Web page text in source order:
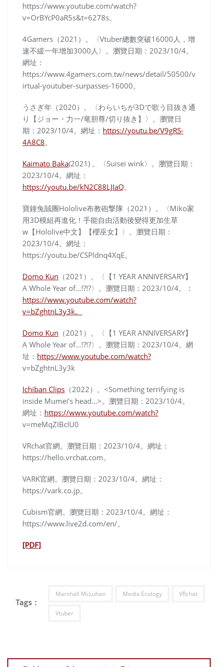
https://www.youtube.com/watch?
v=OrBYcP0aR5s&t=6278s。
4Gamers（2021）。〈Vtuber總數突破16000人，增
速不緩一年增加3000人〉。 瀏覽日期：2023/10/4。
網址：
https://www.4gamers.com.tw/news/detail/50500/v
irtual-youtuber-surpasses-16000。
うさぎ年（2020）。〈わらいちが3Dで歌う目抜き通
り【ジョー・力一/竜胆尊/切り抜き】〉。 瀏覽日
期：2023/10/4。 網址： https://youtu.be/V9gRS-
4A8C8。
Kaimato Baka(2021) 。〈Suisei wink〉。 瀏覽日期：
2023/10/4。 網址：
https://youtu.be/kN2C88LJIaQ。
寶鐘兔賊團Hololive布教砲撃隊（2021）。〈Miko家
用3D模組再進化！手能自由活動後變得更加生草
w【Hololive中文】【櫻巫女】〉。 瀏覽日期：
2023/10/4。網址：
https://youtu.be/CSPldnq4XqE。
Domo Kun （2021）。〈【1 YEAR ANNIVERSARY】
A Whole Year of…!?!?〉。 瀏覽日期：2023/10/4。
：
https://www.youtube.com/watch?
v=bZghtnL3y3k。
Domo Kun （2021）。〈【1 YEAR ANNIVERSARY】
A Whole Year of…!?!?〉。 瀏覽日期：2023/10/4。 網
址： https://www.youtube.com/watch?
v=bZghtnL3y3k
Ichiban Clips （2022）。<Something terrifying is
inside Mumei’s head…>。 瀏覽日期：2023/10/4。
網址： https://www.youtube.com/watch?
v=meMqZIBcIU0
VRchat官網。 瀏覽日期：2023/10/4。 網址：
https://hello.vrchat.com。
VARK官網。 瀏覽日期：2023/10/4。 網址：
https://vark.co.jp。
Cubism官網。 瀏覽日期：2023/10/4。 網址：
https://www.live2d.com/en/。
[PDF]
Tags :
Marshall McLuhan Media Ecology VRchat
Vtuber
navigation